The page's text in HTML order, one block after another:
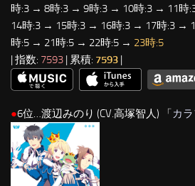
時:3 → 8時:3 → 9時:3 → 10時:3 → 11時
14時:3 → 15時:3 → 16時:3 → 17時:3 →
時:5 → 21時:5 → 22時:5 → 23時:5
| 指数: 7593 | 累積: 7593 |
●6位…渡辺みのり (CV.高塚智人) 「カ